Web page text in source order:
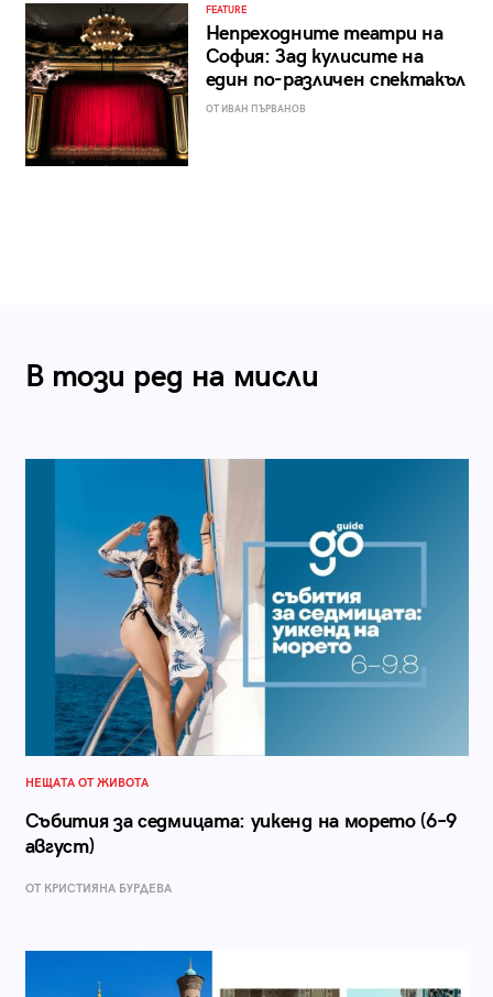
FEATURE
Непреходните театри на
София: Зад кулисите на
един по-различен спектакъл
ОТ ИВАН ПЪРВАНОВ
В този ред на мисли
НЕЩАТА ОТ ЖИВОТА
Събития за седмицата: уикенд на морето (6–9
август)
ОТ КРИСТИЯНА БУРДЕВА